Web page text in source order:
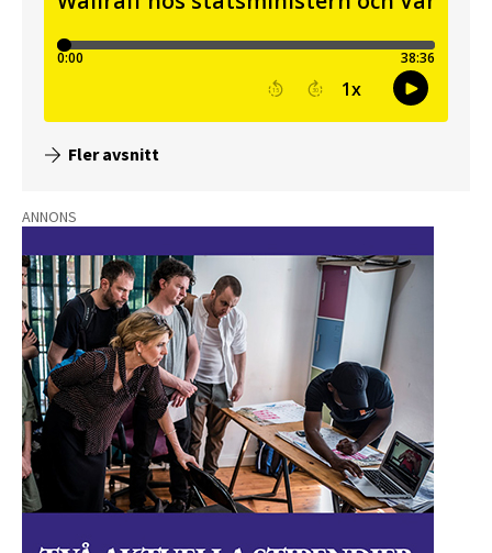
Fler avsnitt
ANNONS